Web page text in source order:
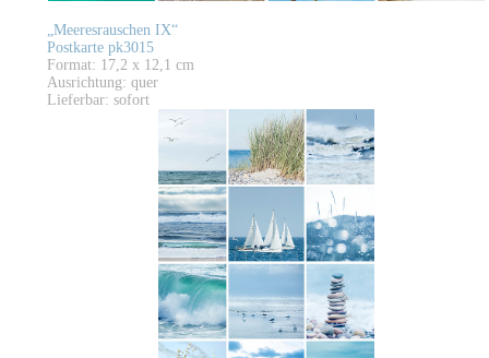
„Meeresrauschen IX“
Postkarte pk3015
Format: 17,2 x 12,1 cm
Ausrichtung: quer
Lieferbar: sofort